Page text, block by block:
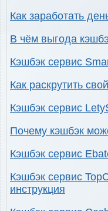
Как заработать
В чём выгода
Кэшбэк сервис
Как раскрутить
Кэшбэк сервис
Почему кэшбэк
Кэшбэк сервис
Кэшбэк сервис
инструкция